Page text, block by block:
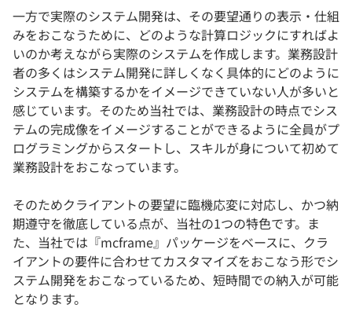
一方で実際のシステム開発は、その要望通りの表示・仕組
みをおこなうために、どのような計算ロジックにすればよ
いのか考えながら実際のシステムを作成します。業務設計
者の多くはシステム開発に詳しくなく具体的にどのように
システムを構築するかをイメージできていない人が多いと
感じています。そのため当社では、業務設計の時点でシス
テムの完成像をイメージすることができるように全員がプ
ログラミングからスタートし、スキルが身について初めて
業務設計をおこなっています。
そのためクライアントの要望に臨機応変に対応し、かつ納
期遵守を徹底している点が、当社の1つの特色です。ま
た、当社では『mcframe』パッケージをベースに、クラ
イアントの要件に合わせてカスタマイズをおこなう形でシ
ステム開発をおこなっているため、短時間での納入が可能
となります。